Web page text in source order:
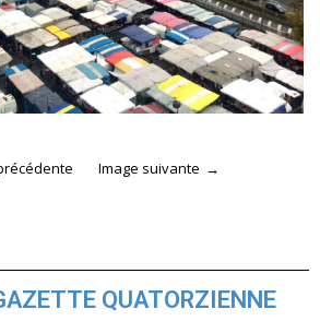
Image suivante
QUATORZIENNE